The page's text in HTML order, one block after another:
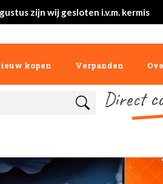
zijn wij gesloten i.v.m. kermis
kopen Verpanden
Direct